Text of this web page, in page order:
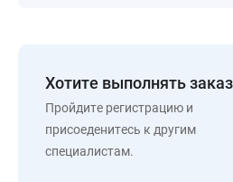
Хотите выполнять
Пройдите регистрацию и
присоеденитесь к другим
специалистам.